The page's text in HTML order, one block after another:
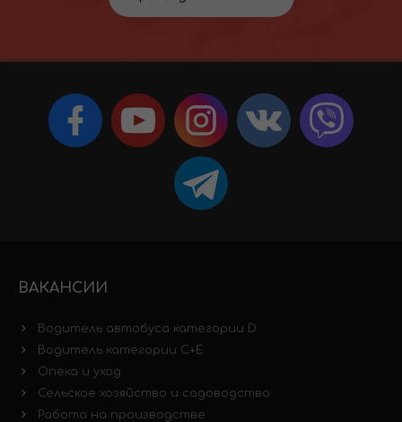
ВАКАНСИИ
Водитель автобуса категории D
Водитель категории C+E
Опека и уход
Сельское хозяйство и садоводство
Работа на производстве